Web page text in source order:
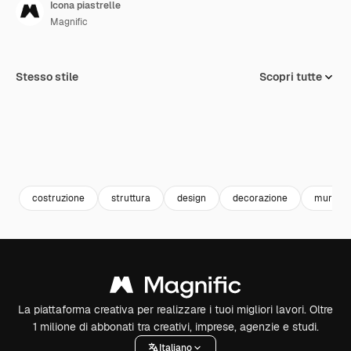
Icona piastrelle
Magnific
Stesso stile Scopri tutte
costruzione struttura design decorazione muro
La piattaforma creativa per realizzare i tuoi migliori lavori. Oltre
1 milione di abbonati tra creativi, imprese, agenzie e studi.
Italiano